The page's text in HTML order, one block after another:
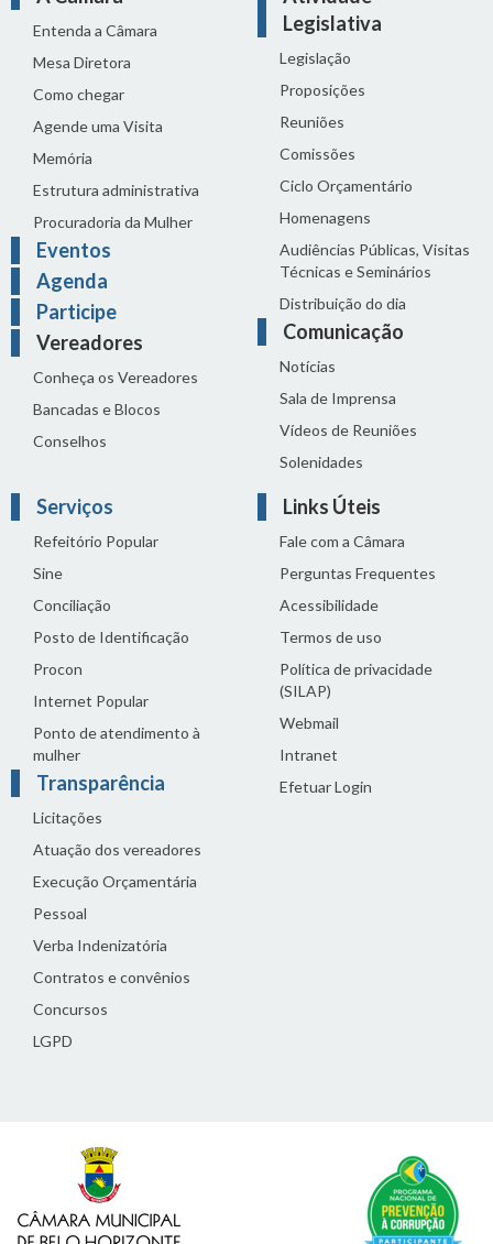
Entenda a Câmara
Mesa Diretora
Como chegar
Agende uma Visita
Memória
Estrutura administrativa
Procuradoria da Mulher
Eventos
Agenda
Participe
Vereadores
Conheça os Vereadores
Bancadas e Blocos
Conselhos
Legislativa
Legislação
Proposições
Reuniões
Comissões
Ciclo Orçamentário
Homenagens
Audiências Públicas, Visitas
Técnicas e Seminários
Distribuição do dia
Comunicação
Notícias
Sala de Imprensa
Vídeos de Reuniões
Solenidades
Serviços
Refeitório Popular
Sine
Conciliação
Posto de Identificação
Procon
Internet Popular
Ponto de atendimento à
mulher
Transparência
Licitações
Atuação dos vereadores
Execução Orçamentária
Pessoal
Verba Indenizatória
Contratos e convênios
Concursos
LGPD
Links Úteis
Fale com a Câmara
Perguntas Frequentes
Acessibilidade
Termos de uso
Política de privacidade
(SILAP)
Webmail
Intranet
Efetuar Login